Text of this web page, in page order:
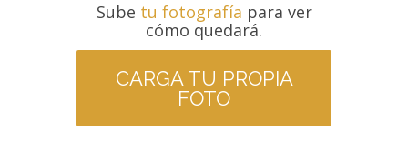
Sube tu fotografía para ver
cómo quedará.
CARGA TU PROPIA
FOTO